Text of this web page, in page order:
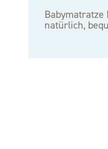
natürlich,